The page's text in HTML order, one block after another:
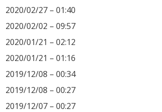
2020/02/27 – 01:40
2020/02/02 – 09:57
2020/01/21 – 02:12
2020/01/21 – 01:16
2019/12/08 – 00:34
2019/12/08 – 00:27
2019/12/07 – 00:27